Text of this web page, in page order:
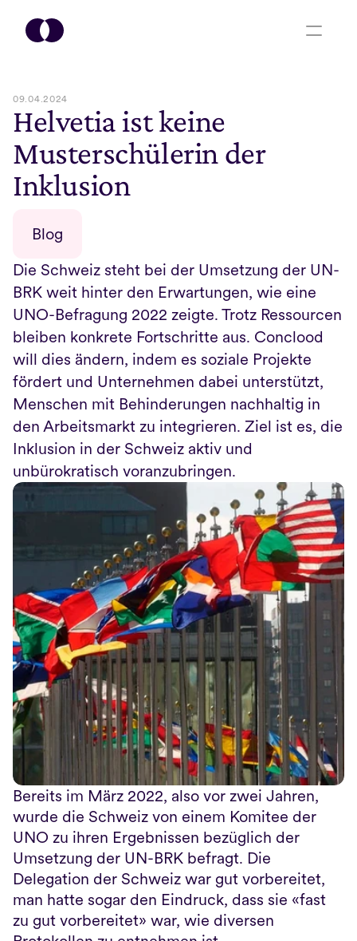
09.04.2024
Helvetia ist keine
Musterschülerin der
Inklusion
Blog
Die Schweiz steht bei der Umsetzung der UN-
BRK weit hinter den Erwartungen, wie eine
UNO-Befragung 2022 zeigte. Trotz Ressourcen
bleiben konkrete Fortschritte aus. Conclood
will dies ändern, indem es soziale Projekte
fördert und Unternehmen dabei unterstützt,
Menschen mit Behinderungen nachhaltig in
den Arbeitsmarkt zu integrieren. Ziel ist es, die
Inklusion in der Schweiz aktiv und
Bereits im März 2022, also vor zwei Jahren,
wurde die Schweiz von einem Komitee der
UNO zu ihren Ergebnissen bezüglich der
Umsetzung der UN-BRK befragt. Die
Delegation der Schweiz war gut vorbereitet,
man hatte sogar den Eindruck, dass sie «fast
zu gut vorbereitet» war, wie diversen